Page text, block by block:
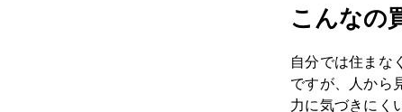
こんなの
自分では住まな
ですが、人から
力に気づきにく